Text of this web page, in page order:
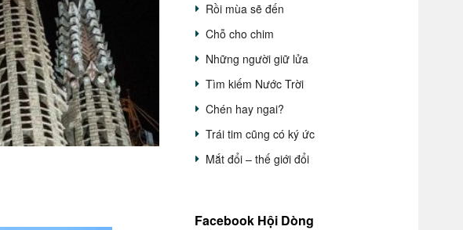
Rồi mùa sẽ đến
Chỗ cho chim
Những người giữ lửa
Tìm kiếm Nước Trời
Chén hay ngai?
Trái tim cũng có ký ức
Mắt đổi – thế giới đổi
Facebook Hội Dòng